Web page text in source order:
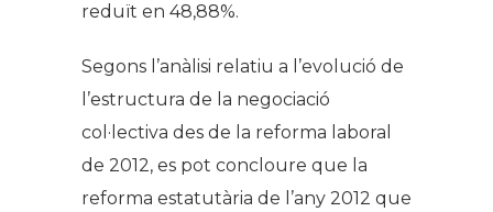
reduït en 48,88%.
Segons l’anàlisi relatiu a l’evolució de
l’estructura de la negociació
col·lectiva des de la reforma laboral
de 2012, es pot concloure que la
reforma estatutària de l’any 2012 que